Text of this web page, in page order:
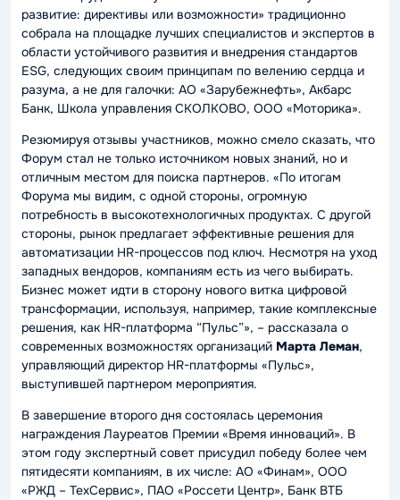
развитие: директивы или возможности» традиционно
собрала на площадке лучших специалистов и экспертов в
области устойчивого развития и внедрения стандартов
ESG, следующих своим принципам по велению сердца и
разума, а не для галочки: АО «Зарубежнефть», Акбарс
Банк, Школа управления СКОЛКОВО, ООО «Моторика».
Резюмируя отзывы участников, можно смело сказать, что
Форум стал не только источником новых знаний, но и
отличным местом для поиска партнеров. «По итогам
Форума мы видим, с одной стороны, огромную
потребность в высокотехнологичных продуктах. С другой
стороны, рынок предлагает эффективные решения для
автоматизации HR-процессов под ключ. Несмотря на уход
западных вендоров, компаниям есть из чего выбирать.
Бизнес может идти в сторону нового витка цифровой
трансформации, используя, например, такие комплексные
решения, как HR-платформа “Пульс”», – рассказала о
современных возможностях организаций Марта Леман,
управляющий директор HR-платформы «Пульс»,
выступившей партнером мероприятия.
В завершение второго дня состоялась церемония
награждения Лауреатов Премии «Время инноваций». В
этом году экспертный совет присудил победу более чем
пятидесяти компаниям, в их числе: АО «Финам», ООО
«РЖД – ТехСервис», ПАО «Россети Центр», Банк ВТБ